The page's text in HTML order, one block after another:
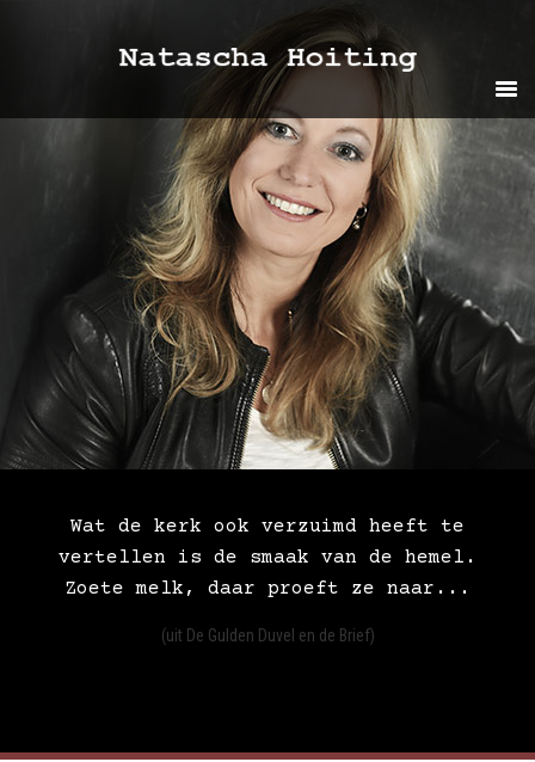
Wat de kerk ook verzuimd heeft te
vertellen is de smaak van de hemel.
Zoete melk, daar proeft ze naar...
(uit De Gulden Duvel en de Brief)